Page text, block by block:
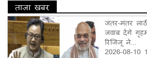
ताज़ा खबर
जंतर-मंतर
जवाब देंगे
रिजिजू ने...
2026-08-10